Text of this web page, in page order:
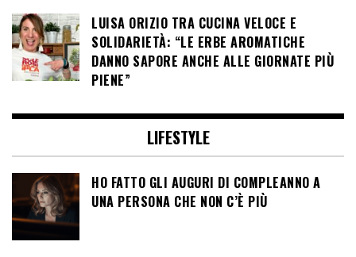
LUISA ORIZIO TRA CUCINA VELOCE E
SOLIDARIETÀ: “LE ERBE AROMATICHE
DANNO SAPORE ANCHE ALLE GIORNATE PIÙ
PIENE”
LIFESTYLE
HO FATTO GLI AUGURI DI COMPLEANNO A
UNA PERSONA CHE NON C’È PIÙ